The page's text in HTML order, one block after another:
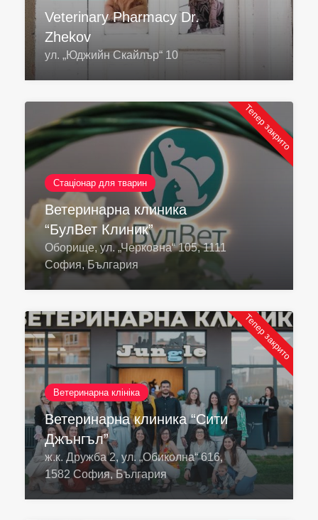
Veterinary Pharmacy Dr.
Zhekov
ул. „Юджийн Скайлър“ 10
Тепер закрито
Стаціонар для тварин
Ветеринарна клиника
“БулВет Клиник”
Оборище, ул. „Черковна“ 105, 1111
София, България
Тепер закрито
Ветеринарна клініка
Ветеринарна клиника “Сити
Джънгъл”
ж.к. Дружба 2, ул. „Обиколна“ 616,
1582 София, България